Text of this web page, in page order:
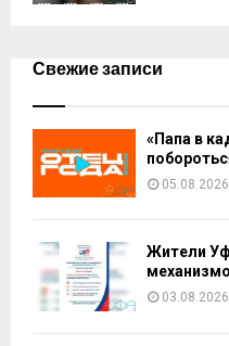
Свежие записи
«Папа в
05.08.2026
Жители
03.08.2026